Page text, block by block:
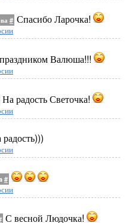
# Спасибо Ларочка!
Валюша!!!
На радость Светочка!
#
С весной Людочка!